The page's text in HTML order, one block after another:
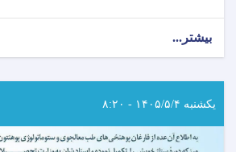
بیشتر...
خروجی
(ایگزیت)
علوم
یکشنبه ۱۴۰۵/۵/۴ - ۸:۲۰